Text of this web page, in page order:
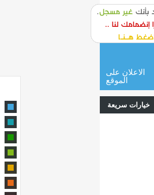
or login
خيارات سريعة
الاعلان على
الموقع